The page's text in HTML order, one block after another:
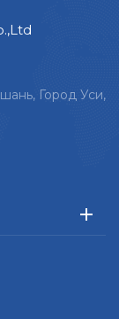
Город Уси,